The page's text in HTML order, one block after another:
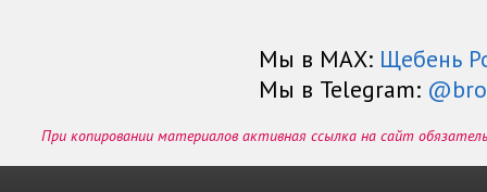
Мы в МАХ: Щебень
Мы в Telegram:
При копировании материалов активная ссылка на сайт